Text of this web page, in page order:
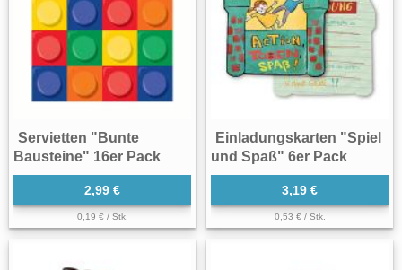
Servietten "Bunte
Bausteine" 16er Pack
2,99 €
0,19 € / Stk.
Einladungskarten "Spiel
und Spaß" 6er Pack
3,19 €
0,53 € / Stk.